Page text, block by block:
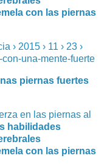
con las piernas
› 2015 › 11 › 23 ›
una-mente-fuerte
piernas fuertes
en las piernas al
habilidades
con las piernas